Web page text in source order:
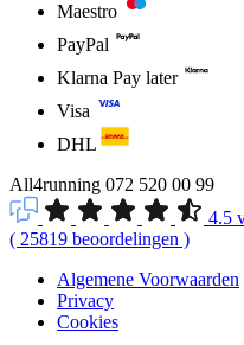
Maestro
PayPal
Klarna Pay later
Visa
DHL
All4running 072 520 00 99
4.5
( 25819 beoordelingen )
Algemene Voorwaarden
Privacy
Cookies